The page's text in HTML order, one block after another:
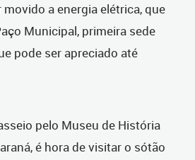
a energia elétrica, que
Municipal, primeira sede
pode ser apreciado até
pelo Museu de História
é hora de visitar o sótão